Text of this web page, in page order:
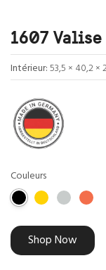
1607
Intérieur:53,5 × 40,2 ×
Couleurs
Shop Now